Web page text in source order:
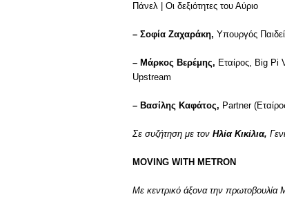
Πάνελ | Οι δεξιότητες του Αύριο
– Σοφία Ζαχαράκη, Υπουργός
– Μάρκος Βερέμης, Εταίρος, Big Pi
Upstream
– Βασίλης Καφάτος, Partner
Σε συζήτηση με τον Ηλία Κικίλια,
MOVING WITH METRON
Με κεντρικό άξονα την πρωτοβουλία